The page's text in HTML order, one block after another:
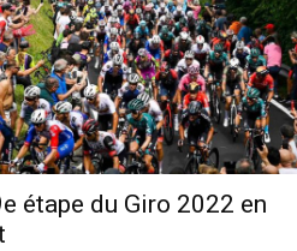
étape du Giro 2022 en